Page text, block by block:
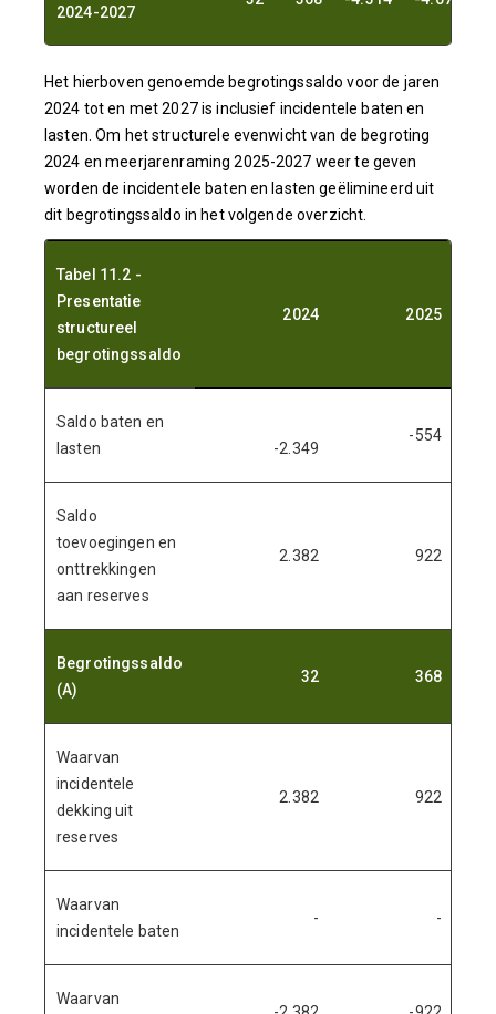
2024-2027
Het hierboven genoemde begrotingssaldo voor de jaren
2024 tot en met 2027 is inclusief incidentele baten en
lasten. Om het structurele evenwicht van de begroting
2024 en meerjarenraming 2025-2027 weer te geven
worden de incidentele baten en lasten geëlimineerd uit
dit begrotingssaldo in het volgende overzicht.
Tabel 11.2 -
Presentatie
structureel
begrotingssaldo
2024 2025
Saldo baten en
lasten
-2.349
-554
Saldo
toevoegingen en
onttrekkingen
aan reserves
2.382 922
Begrotingssaldo
(A)
32 368
Waarvan
incidentele
dekking uit
reserves
2.382 922
Waarvan
incidentele baten
- -
Waarvan